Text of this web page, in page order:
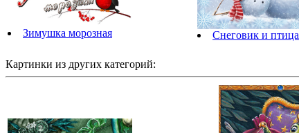
Зимушка морозная Снеговик и птица
Картинки из других категорий: